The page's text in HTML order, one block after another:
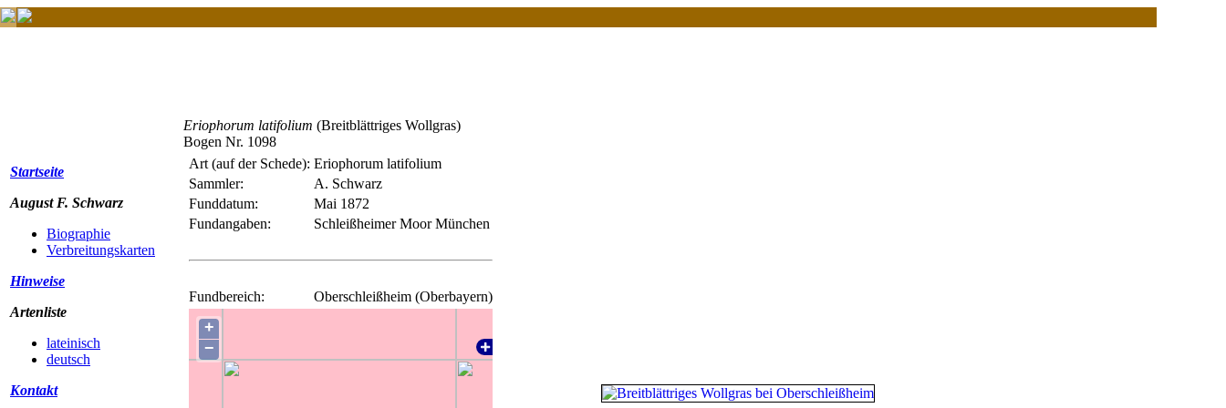
Startseite
August F. Schwarz
Biographie
Verbreitungskarten
Hinweise
Artenliste
lateinisch
deutsch
Kontakt
Eriophorum latifolium (Breitblättriges Wollgras)
Bogen Nr. 1098
Art (auf der Schede): Eriophorum latifolium
Sammler:
A. Schwarz
Funddatum:
Mai 1872
Fundangaben:
Schleißheimer Moor München
Fundbereich: Oberschleißheim (Oberbayern)
+
−